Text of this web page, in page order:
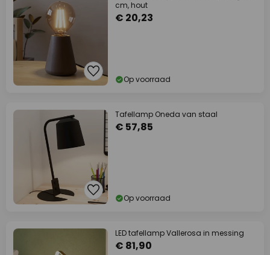
cm, hout
€ 20,23
Op voorraad
Tafellamp Oneda van staal
€ 57,85
Op voorraad
LED tafellamp Vallerosa in messing
€ 81,90